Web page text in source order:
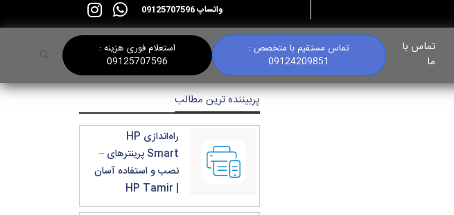
واتساپ 09125707596
تماس با
ما
تماس مستقیم با متخصص :
09124209851
استعلام فوری هزینه :
09125707596
پربیننده ترین مطالب
راه‌اندازی HP
Smart پرینترهای –
نصب و استفاده آسان
| HP Tamir